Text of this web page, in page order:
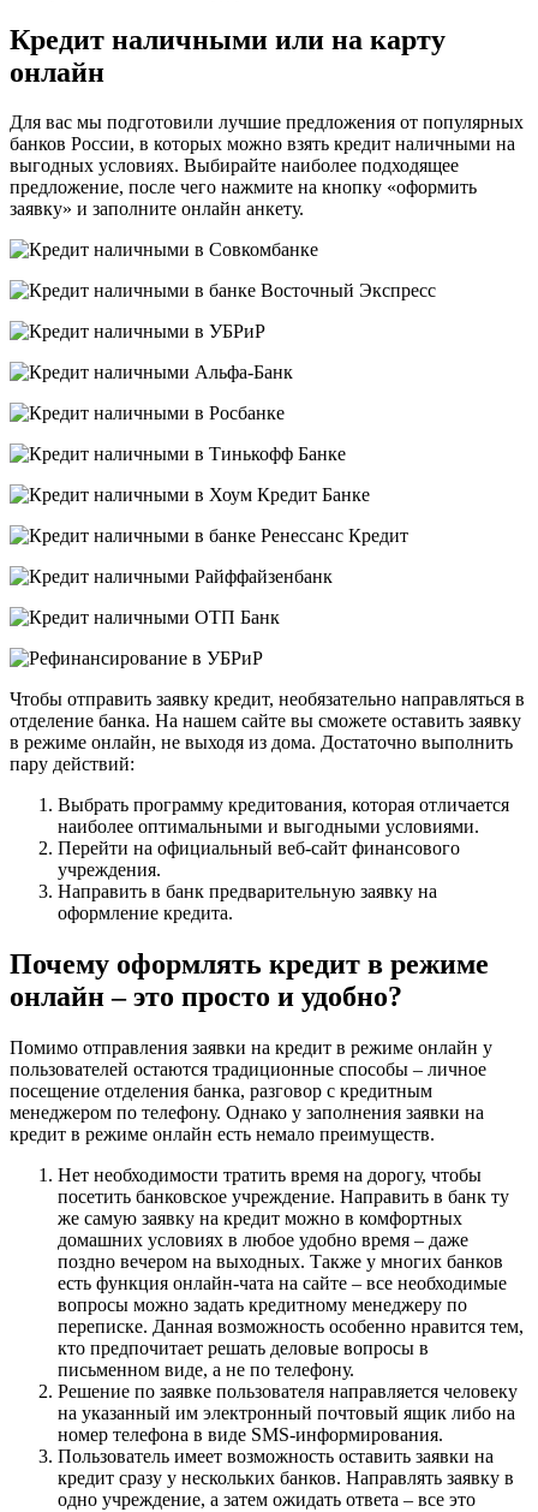
Кредит наличными или на карту
онлайн
Для вас мы подготовили лучшие предложения от популярных
банков России, в которых можно взять кредит наличными на
выгодных условиях. Выбирайте наиболее подходящее
предложение, после чего нажмите на кнопку «оформить
заявку» и заполните онлайн анкету.
Чтобы отправить заявку кредит, необязательно направляться в
отделение банка. На нашем сайте вы сможете оставить заявку
в режиме онлайн, не выходя из дома. Достаточно выполнить
пару действий:
Выбрать программу кредитования, которая отличается
наиболее оптимальными и выгодными условиями.
Перейти на официальный веб-сайт финансового
учреждения.
Направить в банк предварительную заявку на
оформление кредита.
Почему оформлять кредит в режиме
онлайн – это просто и удобно?
Помимо отправления заявки на кредит в режиме онлайн у
пользователей остаются традиционные способы – личное
посещение отделения банка, разговор с кредитным
менеджером по телефону. Однако у заполнения заявки на
кредит в режиме онлайн есть немало преимуществ.
Нет необходимости тратить время на дорогу, чтобы
посетить банковское учреждение. Направить в банк ту
же самую заявку на кредит можно в комфортных
домашних условиях в любое удобно время – даже
поздно вечером на выходных. Также у многих банков
есть функция онлайн-чата на сайте – все необходимые
вопросы можно задать кредитному менеджеру по
переписке. Данная возможность особенно нравится тем,
кто предпочитает решать деловые вопросы в
письменном виде, а не по телефону.
Решение по заявке пользователя направляется человеку
на указанный им электронный почтовый ящик либо на
номер телефона в виде SMS-информирования.
Пользователь имеет возможность оставить заявки на
кредит сразу у нескольких банков. Направлять заявку в
одно учреждение, а затем ожидать ответа – все это